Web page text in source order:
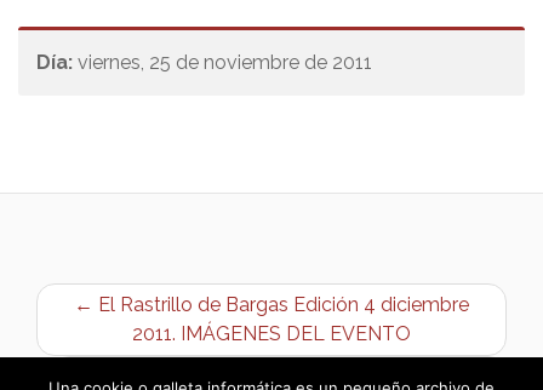
Día: viernes, 25 de noviembre de 2011
← El Rastrillo de Bargas Edición 4 diciembre
2011. IMÁGENES DEL EVENTO
Joven Bargueño, proclamado Mister España →